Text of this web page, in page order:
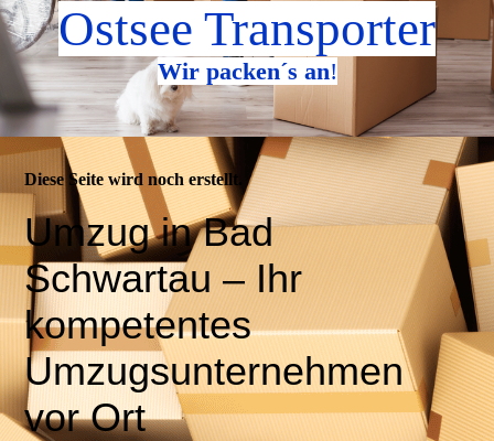
Ostsee Transporter
Wir packen´s an!
Diese Seite wird noch erstellt.
Umzug in Bad
Schwartau – Ihr
kompetentes
Umzugsunternehmen
vor Ort